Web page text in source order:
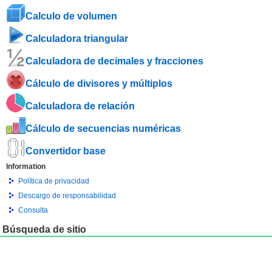
Calculo de volumen
Calculadora triangular
Calculadora de decimales y fracciones
Cálculo de divisores y múltiplos
Calculadora de relación
Cálculo de secuencias numéricas
Convertidor base
Information
Política de privacidad
Descargo de responsabilidad
Consulta
Búsqueda de sitio